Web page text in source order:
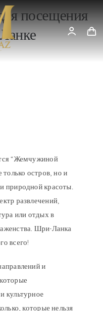
посещения
“Жемчужиной
только остров, но и
природной красоты.
развлечений,
или отдых в
Шри-Ланка
всего!
и
культурное
которые нельзя